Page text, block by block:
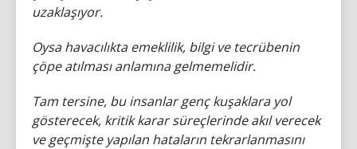
uzaklaşıyor.
Oysa havacılıkta emeklilik, bilgi ve tecrübenin
çöpe atılması anlamına gelmemelidir.
Tam tersine, bu insanlar genç kuşaklara yol
gösterecek, kritik karar süreçlerinde akıl verecek
ve geçmişte yapılan hataların tekrarlanmasını